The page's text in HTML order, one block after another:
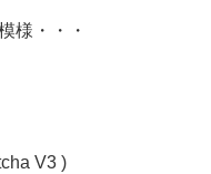
様・・・
V3 )